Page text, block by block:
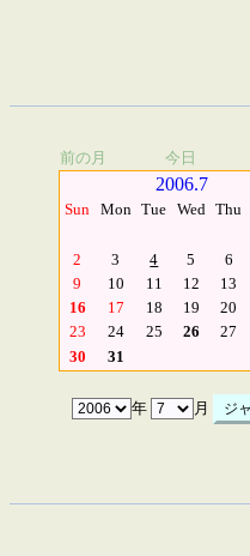
前の月 今日
2006.7
Sun Mon Tue Wed Thu
2
3 4 5 6
9
10 11 12 13
16
17 18 19 20
23
24 25 26 27
30
31
年 月